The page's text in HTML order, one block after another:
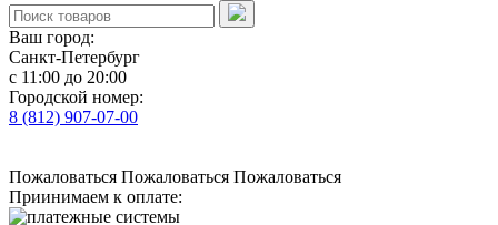
Ваш город:
Санкт-Петербург
с 11:00 до 20:00
Городской номер:
8 (812) 907-07-00
Пожаловаться Пожаловаться Пожаловаться
Приинимаем к оплате: